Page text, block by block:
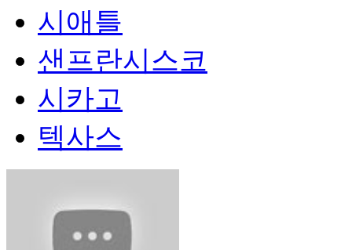
시애틀
샌프란시스코
시카고
텍사스